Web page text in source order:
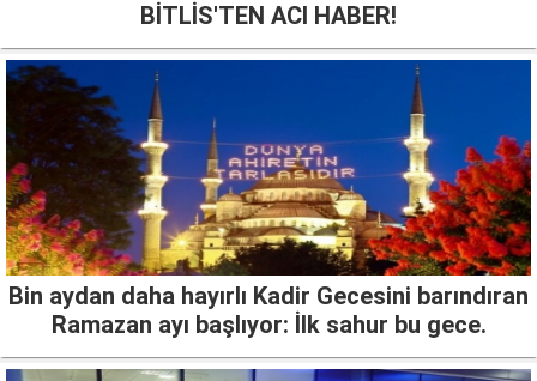
BİTLİS'TEN ACI HABER!
Bin aydan daha hayırlı Kadir Gecesini barındıran
Ramazan ayı başlıyor: İlk sahur bu gece.